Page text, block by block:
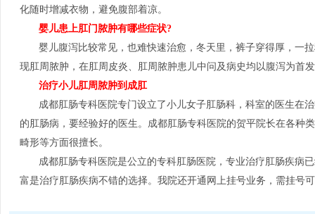
化随时增减衣物，避免腹部着凉。
婴儿患上肛门脓肿有哪些症状?
婴儿腹泻比较常见，也难快速治愈，冬天里，裤子穿得厚，一
现肛周脓肿，在肛周皮炎、肛周脓肿患儿中问及病史均以腹泻为首
治疗小儿肛周脓肿到成肛
成都肛肠专科医院专门设立了小儿女子肛肠科，科室的医生在
的肛肠病，要经验好的医生。成都肛肠专科医院的贺平院长在各种
畸形等方面很擅长。
成都肛肠专科医院是公立的专科肛肠医院，专业治疗肛肠疾病
富是治疗肛肠疾病不错的选择。我院还开通网上挂号业务，需挂号